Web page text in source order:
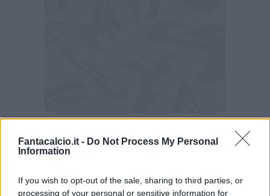
Fantacalcio.it - Do Not Process My Personal
Information
If you wish to opt-out of the sale, sharing to third parties, or
processing of your personal or sensitive information for
dell'argentino
fine, diamo il massimo ogni giorno per giocare